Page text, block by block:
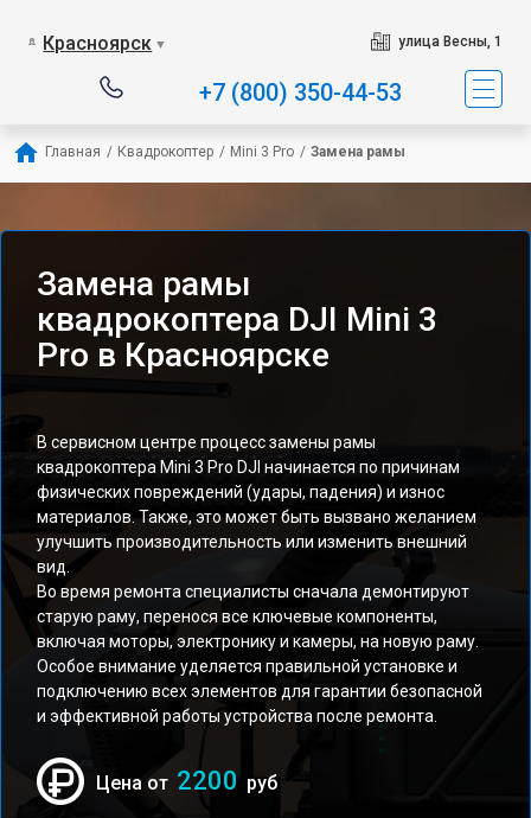
Красноярск ▼ улица Весны, 1
+7 (800) 350-44-53
Главная / Квадрокоптер / Mini 3 Pro / Замена рамы
Замена рамы
квадрокоптера DJI Mini 3
Pro в Красноярске
В сервисном центре процесс замены рамы
квадрокоптера Mini 3 Pro DJI начинается по причинам
физических повреждений (удары, падения) и износ
материалов. Также, это может быть вызвано желанием
улучшить производительность или изменить внешний
вид.
Во время ремонта специалисты сначала демонтируют
старую раму, перенося все ключевые компоненты,
включая моторы, электронику и камеры, на новую раму.
Особое внимание уделяется правильной установке и
подключению всех элементов для гарантии безопасной
и эффективной работы устройства после ремонта.
Цена от 2200 руб